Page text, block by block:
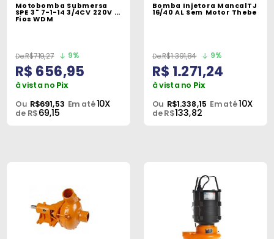
Motobomba Submersa
SPE 3" 7-1-14 3/4CV 220V 2
Fios WDM
R$719,27 9%
R$ 656,95
à vista no Pix
Ou R$691,53 Em até10X
de R$69,15
Bomba Injetora MancalTJ
16/40 AL Sem Motor Thebe
R$1.391,84 9%
R$ 1.271,24
à vista no Pix
Ou R$1.338,15 Em até10X
de R$133,82